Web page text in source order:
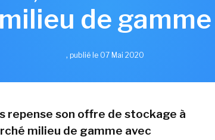
milieu de gamme
, publié le 07 Mai 2020
repense son offre de stockage à
milieu de gamme avec